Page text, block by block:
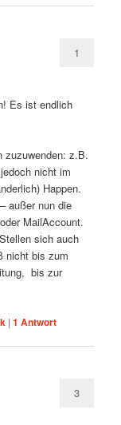
1
Es ist endlich
zuzuwenden: z.B.
nicht im
Happen.
außer nun die
MailAccount.
sich auch
nicht bis zum
bis zur
|1 Antwort
3